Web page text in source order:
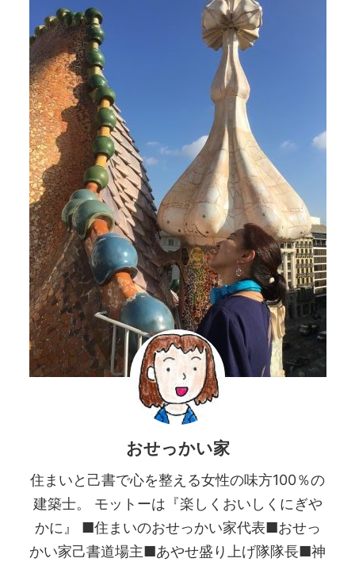
おせっかい家
住まいと己書で心を整える女性の味方100％の
建築士。 モットーは『楽しくおいしくにぎや
かに』 ■住まいのおせっかい家代表■おせっ
かい家己書道場主■あやせ盛り上げ隊隊長■神